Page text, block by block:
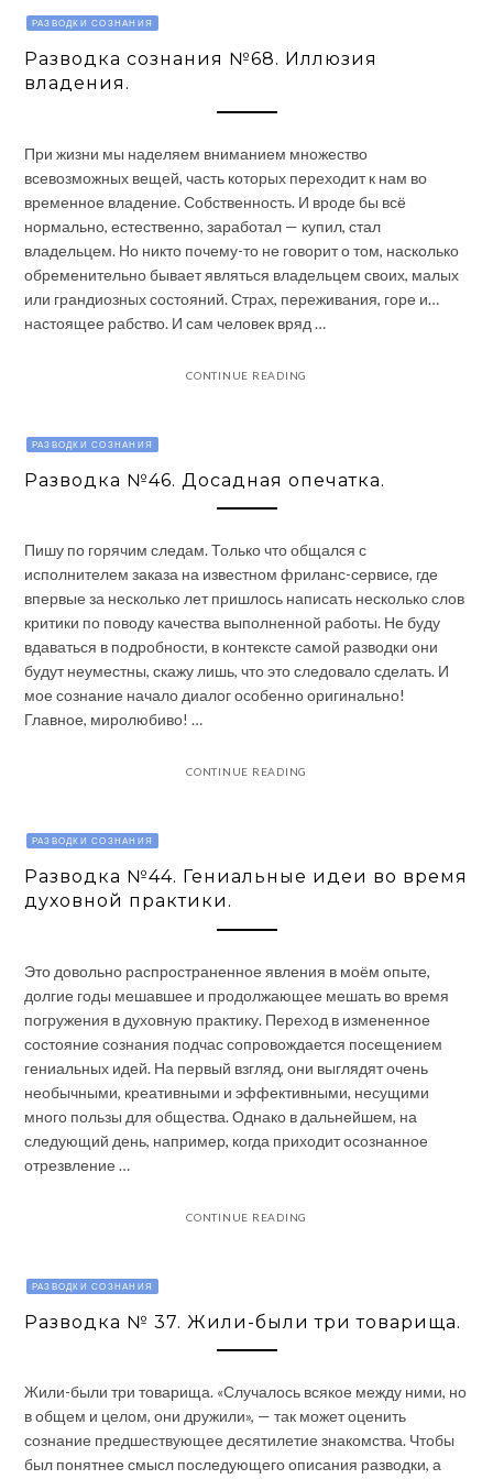
РАЗВОДКИ СОЗНАНИЯ
Разводка сознания №68. Иллюзия
владения.
При жизни мы наделяем вниманием множество
всевозможных вещей, часть которых переходит к нам во
временное владение. Собственность. И вроде бы всё
нормально, естественно, заработал — купил, стал
владельцем. Но никто почему-то не говорит о том, насколько
обременительно бывает являться владельцем своих, малых
или грандиозных состояний. Страх, переживания, горе и…
настоящее рабство. И сам человек вряд …
CONTINUE READING
РАЗВОДКИ СОЗНАНИЯ
Разводка №46. Досадная опечатка.
Пишу по горячим следам. Только что общался с
исполнителем заказа на известном фриланс-сервисе, где
впервые за несколько лет пришлось написать несколько слов
критики по поводу качества выполненной работы. Не буду
вдаваться в подробности, в контексте самой разводки они
будут неуместны, скажу лишь, что это следовало сделать. И
мое сознание начало диалог особенно оригинально!
Главное, миролюбиво! …
CONTINUE READING
РАЗВОДКИ СОЗНАНИЯ
Разводка №44. Гениальные идеи во время
духовной практики.
Это довольно распространенное явления в моём опыте,
долгие годы мешавшее и продолжающее мешать во время
погружения в духовную практику. Переход в измененное
состояние сознания подчас сопровождается посещением
гениальных идей. На первый взгляд, они выглядят очень
необычными, креативными и эффективными, несущими
много пользы для общества. Однако в дальнейшем, на
следующий день, например, когда приходит осознанное
отрезвление …
CONTINUE READING
РАЗВОДКИ СОЗНАНИЯ
Разводка № 37. Жили-были три товарища.
Жили-были три товарища. «Случалось всякое между ними, но
в общем и целом, они дружили», — так может оценить
сознание предшествующее десятилетие знакомства. Чтобы
был понятнее смысл последующего описания разводки, а